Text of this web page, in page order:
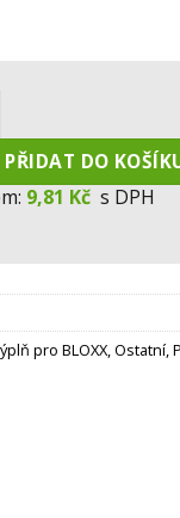
Bloxx -
PŘIDAT DO
9,81 Kč s DPH
pro BLOXX,Ostatní,